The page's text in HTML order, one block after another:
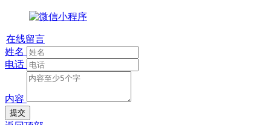
在线留言
姓名
电话
内容
提交